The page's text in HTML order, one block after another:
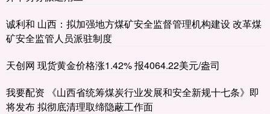
诚利和 山西：拟加强地方煤矿安全监督管理机构建设 改革煤
矿安全监管人员派驻制度
天创网 现货黄金价格涨1.42% 报4064.22美元/盎司
我要配资 《山西省统筹煤炭行业发展和安全新规十七条》即
将发布 拟彻底清理取缔隐蔽工作面